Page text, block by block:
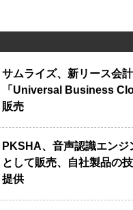
サムライズ、新リース会
「Universal Business
販売
PKSHA、音声認識エンジ
として販売、自社製品の
提供